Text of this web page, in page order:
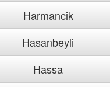
Harmancik
Hasanbeyli
Hassa